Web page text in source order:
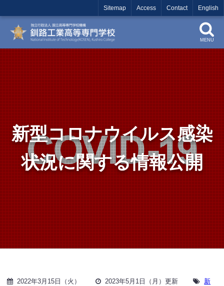
Sitemap Access Contact English
MENU
新型コロナウイルス感染
状況に関する情報公開
2022年3月15日（火） 2023年5月1日（月）更新
新